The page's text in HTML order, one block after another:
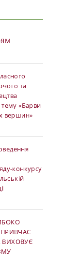
та
«Барви
вершин»
конкурсу
ПРИВЧАЄ
ВИХОВУЄ